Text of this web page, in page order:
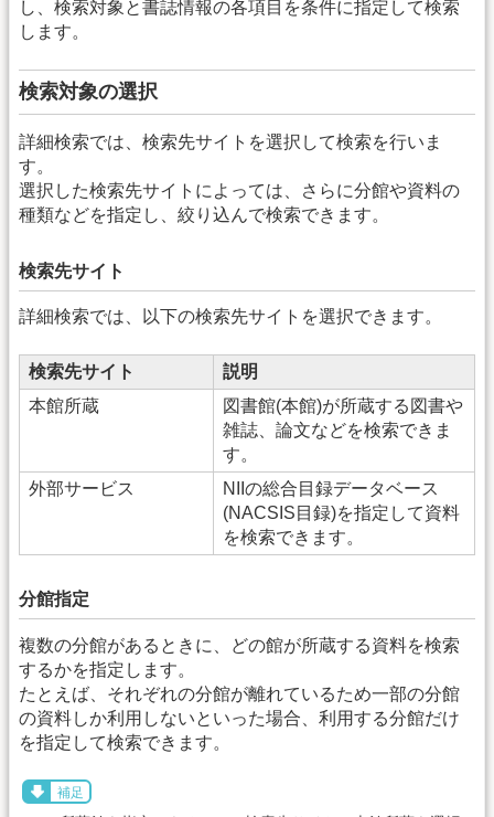
し、検索対象と書誌情報の各項目を条件に指定して検索
します。
検索対象の選択
詳細検索では、検索先サイトを選択して検索を行いま
す。
選択した検索先サイトによっては、さらに分館や資料の
種類などを指定し、絞り込んで検索できます。
検索先サイト
詳細検索では、以下の検索先サイトを選択できます。
検索先サイト
説明
本館所蔵
図書館(本館)が所蔵する図書や
雑誌、論文などを検索できま
す。
外部サービス
NIIの総合目録データベース
(NACSIS目録)を指定して資料
を検索できます。
分館指定
複数の分館があるときに、どの館が所蔵する資料を検索
するかを指定します。
たとえば、それぞれの分館が離れているため一部の分館
の資料しか利用しないといった場合、利用する分館だけ
を指定して検索できます。
補足